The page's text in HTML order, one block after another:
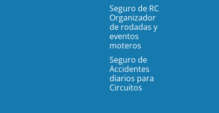
Seguro de RC
Organizador
de rodadas y
eventos
moteros
Seguro de
Accidentes
diarios para
Circuitos